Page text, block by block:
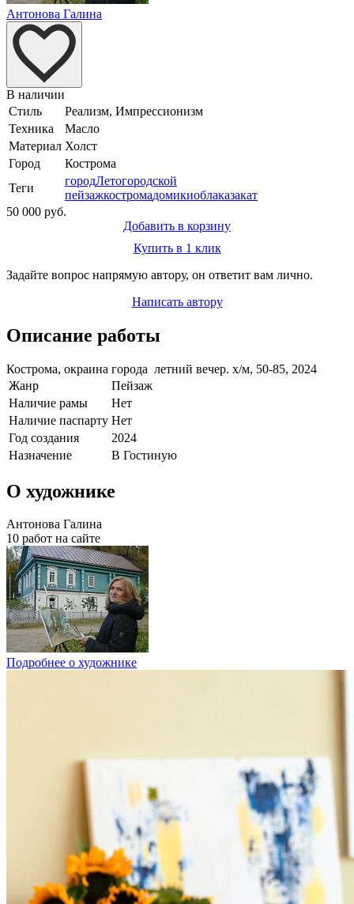
Антонова Галина
В наличии
Стиль
Реализм, Импрессионизм
Техника
Масло
Материал Холст
Город
Кострома
Теги
городЛетогородской
пейзажкостромадомикиоблаказакат
50 000 руб.
Добавить в корзину
Купить в 1 клик
Задайте вопрос напрямую автору, он ответит вам лично.
Написать автору
Описание работы
Кострома, окраина города летний вечер. х/м, 50-85, 2024
Жанр
Пейзаж
Наличие рамы
Нет
Наличие паспарту Нет
Год создания
2024
Назначение
В Гостиную
О художнике
Антонова Галина
10 работ на сайте
Подробнее о художнике